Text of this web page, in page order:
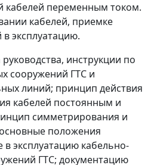
кабелей переменным током.
кабелей, приемке
эксплуатацию.
инструкции по
сооружений ГТС и
линий; принцип действия
кабелей постоянным и
симметрирования и
положения
эксплуатацию кабельно-
ГТС; документацию